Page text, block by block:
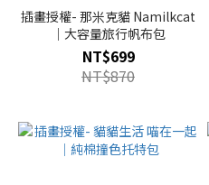
插畫授權- 那米克貓 Namilkcat
｜大容量旅行帆布包
NT$699
NT$870